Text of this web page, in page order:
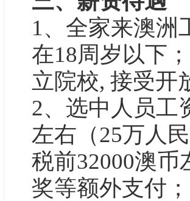
1、全家来澳洲
在18周岁以下
立院校, 接受开
2、选中人员工
左右（25万人
税前32000澳币
奖等额外支付；